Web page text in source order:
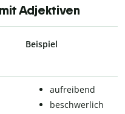
Adjektiven
Beispiel
aufreibend
beschwerlich